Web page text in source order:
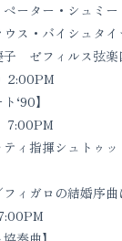
ーター・シュミー
ス・バイシュタイ
子 ゼフィルス弦楽
2:00PM
‘90】
7:00PM
ティ指揮シュトゥ
ィガロの結婚序曲